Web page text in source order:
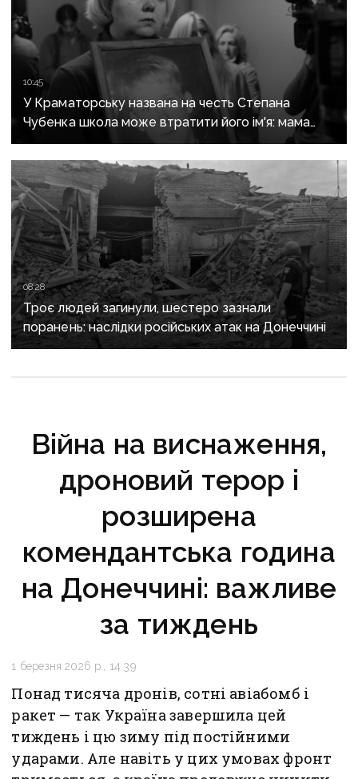
10:45
У Краматорську названа на честь Степана
Чубенка школа може втратити його ім'я: мама
загиблого героя розповіла про рішення влади
08:28
Троє людей загинули, шестеро зазнали
поранень: наслідки російських атак на Донеччині
Війна на виснаження,
дроновий терор і
розширена
комендантська година
на Донеччині: важливе
за тиждень
1 березня 2026 р., 14:39
Понад тисяча дронів, сотні авіабомб і
ракет — так Україна завершила цей
тиждень і цю зиму під постійними
ударами. Але навіть у цих умовах фронт